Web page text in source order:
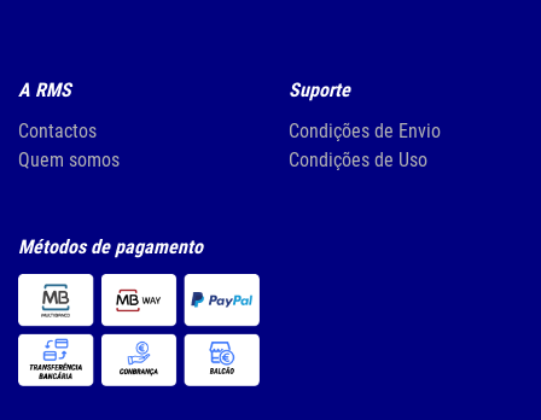
A RMS
Contactos
Quem somos
Suporte
Condições de Envio
Condições de Uso
Métodos de pagamento